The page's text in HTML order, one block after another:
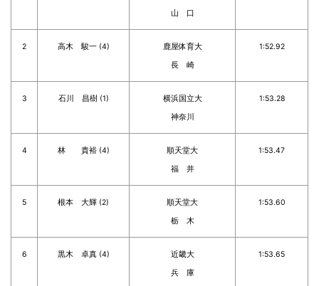
山 口
2 高木 駿一 (4)
鹿屋体育大
長 崎
1:52.92
3 石川 昌樹 (1)
横浜国立大
神奈川
1:53.28
4 林 貴裕 (4)
順天堂大
福 井
1:53.47
5 根本 大輝 (2)
順天堂大
栃 木
1:53.60
6 黒木 卓真 (4)
近畿大
兵 庫
1:53.65